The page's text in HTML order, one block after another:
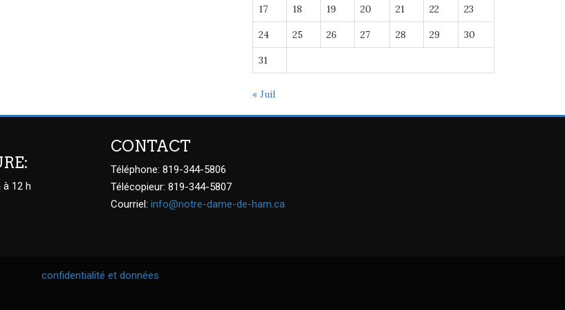
17 18 19 20 21 22 23
24 25 26 27 28 29 30
31
« Juil
à 12 h
CONTACT
Téléphone: 819-344-5806
Télécopieur: 819-344-5807
Courriel: info@notre-dame-de-ham.ca
confidentialité et données